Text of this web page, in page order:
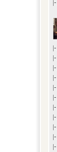
|-
|-
|-
|-
|-
|-
|-
|-
|-
|-
|-
|-